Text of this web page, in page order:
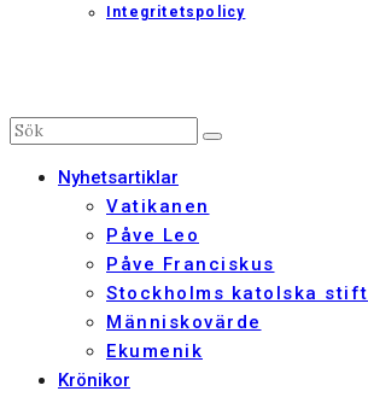
Integritetspolicy
Nyhetsartiklar
Vatikanen
Påve Leo
Påve Franciskus
Stockholms katolska stift
Människovärde
Ekumenik
Krönikor